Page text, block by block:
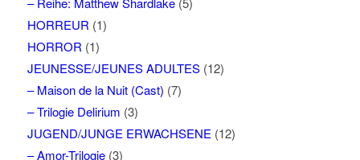
HORREUR (1)
HORROR (1)
JEUNESSE/JEUNES ADULTES(12)
– Maison de la Nuit (Cast) (7)
– Trilogie Delirium (3)
JUGEND/JUNGE ERWACHSENE(12)
– Amor-Trilogie(3)